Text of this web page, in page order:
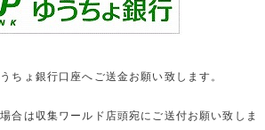
ちょ銀行口座へご送金お願い致します。
合は収集ワールド店頭宛にご送付お願い致しま